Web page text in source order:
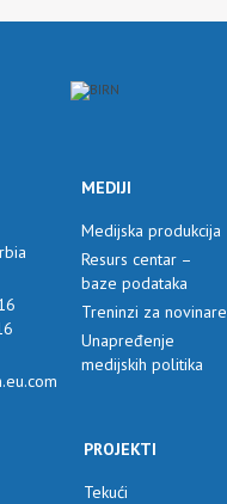
MEDIJI
Medijska produkcija
Resurs centar –
baze podataka
Treninzi za novinare
Unapređenje
medijskih politika
PROJEKTI
Tekući